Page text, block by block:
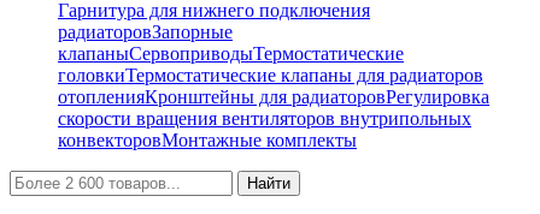
Гарнитура для нижнего подключения
радиаторовЗапорные
клапаныСервоприводыТермостатические
головкиТермостатические клапаны для радиаторов
отопленияКронштейны для радиаторовРегулировка
скорости вращения вентиляторов внутрипольных
конвекторовМонтажные комплекты
Найти